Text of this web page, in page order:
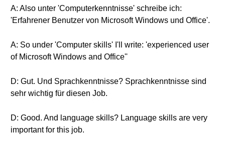
A: Also unter 'Computerkenntnisse' schreibe ich:
'Erfahrener Benutzer von Microsoft Windows und Office'.
A: So under 'Computer skills' I'll write: 'experienced user
of Microsoft Windows and Office''
D: Gut. Und Sprachkenntnisse? Sprachkenntnisse sind
sehr wichtig für diesen Job.
D: Good. And language skills? Language skills are very
important for this job.